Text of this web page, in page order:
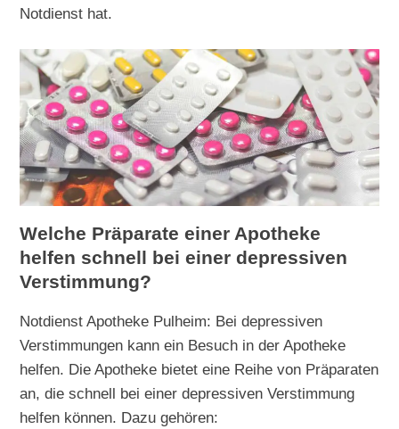
Notdienst hat.
Welche Präparate einer Apotheke
helfen schnell bei einer depressiven
Verstimmung?
Notdienst Apotheke Pulheim: Bei depressiven
Verstimmungen kann ein Besuch in der Apotheke
helfen. Die Apotheke bietet eine Reihe von Präparaten
an, die schnell bei einer depressiven Verstimmung
helfen können. Dazu gehören: